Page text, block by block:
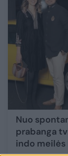
Nuo
prabanga
indo